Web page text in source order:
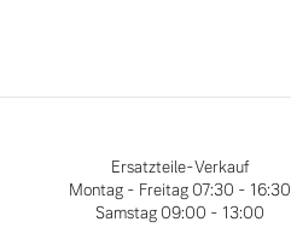
Ersatzteile-Verkauf
Montag - Freitag 07:30 - 16:30
Samstag 09:00 - 13:00